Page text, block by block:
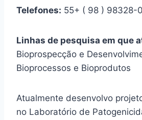
Telefones: 55+ ( 98 ) 98328-
Linhas de pesquisa em que
Bioprospecção e
Bioprocessos e Bioprodutos
Atualmente desenvolvo
no Laboratório de